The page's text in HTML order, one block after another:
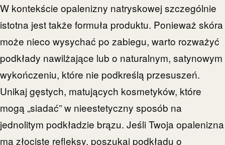
W kontekście opalenizny natryskowej szczególnie
istotna jest także formuła produktu. Ponieważ skóra
może nieco wysychać po zabiegu, warto rozważyć
podkłady nawilżające lub o naturalnym, satynowym
wykończeniu, które nie podkreślą przesuszeń.
Unikaj gęstych, matujących kosmetyków, które
mogą „siadać” w nieestetyczny sposób na
jednolitym podkładzie brązu. Jeśli Twoja opalenizna
ma złociste refleksy, poszukaj podkładu o